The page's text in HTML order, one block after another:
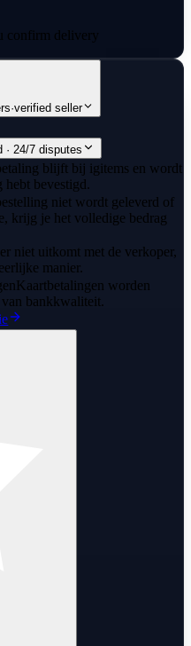
confirm delivery
·verified seller
· 24/7 disputes
blijft bij igitems en wordt
hebt bevestigd.
niet wordt geleverd of
krijg je het volledige bedrag
niet uitkomt met de verkoper,
manier.
Kaartbetalingen worden
bankkwaliteit.